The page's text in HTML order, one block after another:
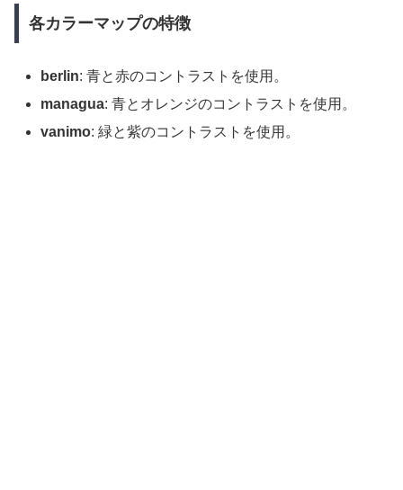
各カラーマップの特徴
berlin: 青と赤のコントラストを使用。
managua: 青とオレンジのコントラストを使用。
vanimo: 緑と紫のコントラストを使用。